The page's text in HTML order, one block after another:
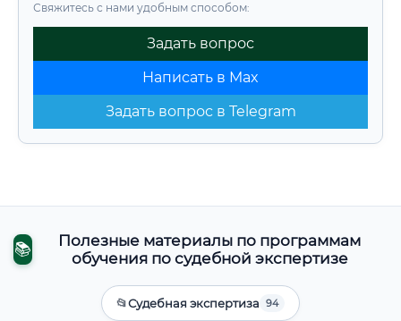
Свяжитесь с нами удобным способом:
Задать вопрос
Написать в Max
Задать вопрос в Telegram
📚
Полезные материалы по программам
обучения по судебной экспертизе
📂Судебная экспертиза 94